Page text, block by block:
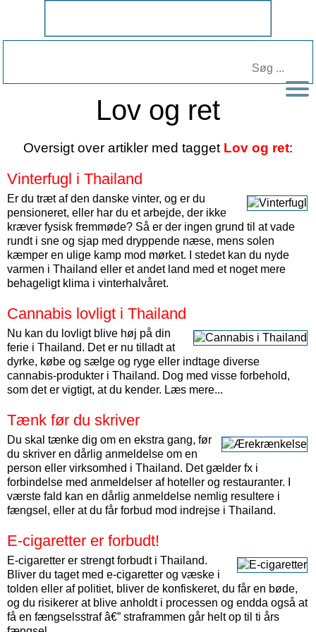
Lov og ret
Oversigt over artikler med tagget Lov og ret:
Vinterfugl i Thailand
Er du træt af den danske vinter, og er du
pensioneret, eller har du et arbejde, der ikke
kræver fysisk fremmøde? Så er der ingen grund til at vade
rundt i sne og sjap med dryppende næse, mens solen
kæmper en ulige kamp mod mørket. I stedet kan du nyde
varmen i Thailand eller et andet land med et noget mere
behageligt klima i vinterhalvåret.
Cannabis lovligt i Thailand
Nu kan du lovligt blive høj på din
ferie i Thailand. Det er nu tilladt at
dyrke, købe og sælge og ryge eller indtage diverse
cannabis-produkter i Thailand. Dog med visse forbehold,
som det er vigtigt, at du kender. Læs mere...
Tænk før du skriver
Du skal tænke dig om en ekstra gang, før
du skriver en dårlig anmeldelse om en
person eller virksomhed i Thailand. Det gælder fx i
forbindelse med anmeldelser af hoteller og restauranter. I
værste fald kan en dårlig anmeldelse nemlig resultere i
fængsel, eller at du får forbud mod indrejse i Thailand.
E-cigaretter er forbudt!
E-cigaretter er strengt forbudt i Thailand.
Bliver du taget med e-cigaretter og væske i
tolden eller af politiet, bliver de konfiskeret, du får en bøde,
og du risikerer at blive anholdt i processen og endda også at
få en fængselsstraf â€” straframmen går helt op til ti års